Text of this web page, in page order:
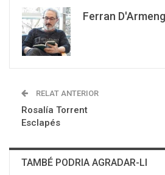
Ferran
RELAT ANTERIOR
Rosalía Torrent
Esclapés
TAMBÉ PODRIA AGRADAR-LI